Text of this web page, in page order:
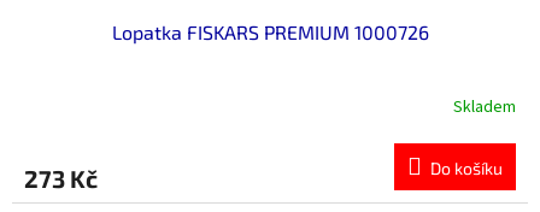
Lopatka FISKARS PREMIUM 1000726
Skladem
273 Kč Do košíku